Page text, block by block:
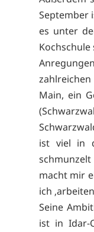
September
es unter
Main, ein
ist viel in
macht mir
ich
Seine
ist in Idar-